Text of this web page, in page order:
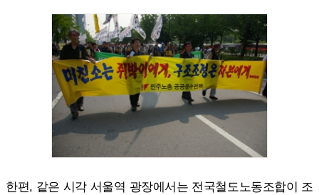
한편, 같은 시각 서울역 광장에서는 전국철도노동조합이 조